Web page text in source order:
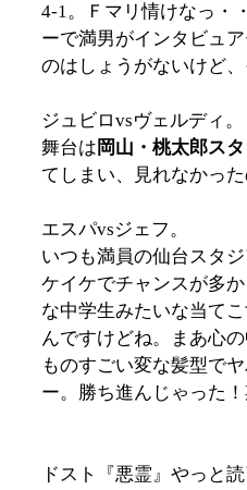
4-1。Ｆマリ情けなっ・
ーで満男がインタビュ
のはしょうがないけど
ジュビロvsヴェルディ。
舞台は 岡山・桃太郎スタ
てしまい、見れなかった
エスパvsジェフ。
いつも満員の仙台スタ
ケイケでチャンスが多
な中学生みたいな当て
んですけどね。まあ心
ものすごい変な髪型で
ー。勝ち進んじゃった
ドスト『悪霊』やっと